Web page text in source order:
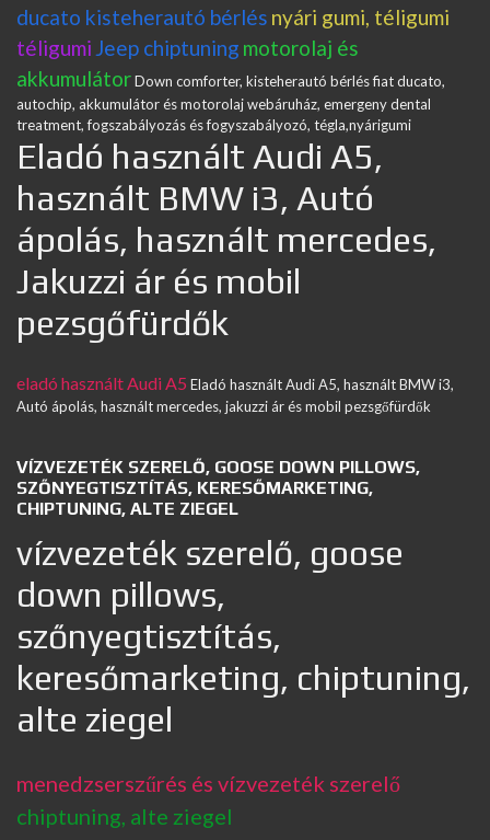
ducato kisteherautó bérlés nyári gumi, téligumi
téligumi Jeep chiptuning motorolaj és
akkumulátorDown comforter, kisteherautó bérlés fiat ducato,
autochip, akkumulátor és motorolaj webáruház, emergeny dental
treatment, fogszabályozás és fogyszabályozó, tégla,nyárigumi
Eladó használt Audi A5,
használt BMW i3, Autó
ápolás, használt mercedes,
Jakuzzi ár és mobil
pezsgőfürdők
eladó használt Audi A5 Eladó használt Audi A5, használt BMW i3,
Autó ápolás, használt mercedes, jakuzzi ár és mobil pezsgőfürdők
VÍZVEZETÉK SZERELŐ, GOOSE DOWN PILLOWS,
SZŐNYEGTISZTÍTÁS, KERESŐMARKETING,
CHIPTUNING, ALTE ZIEGEL
vízvezeték szerelő, goose
down pillows,
szőnyegtisztítás,
keresőmarketing, chiptuning,
alte ziegel
menedzserszűrés és vízvezeték szerelő
chiptuning, alte ziegel